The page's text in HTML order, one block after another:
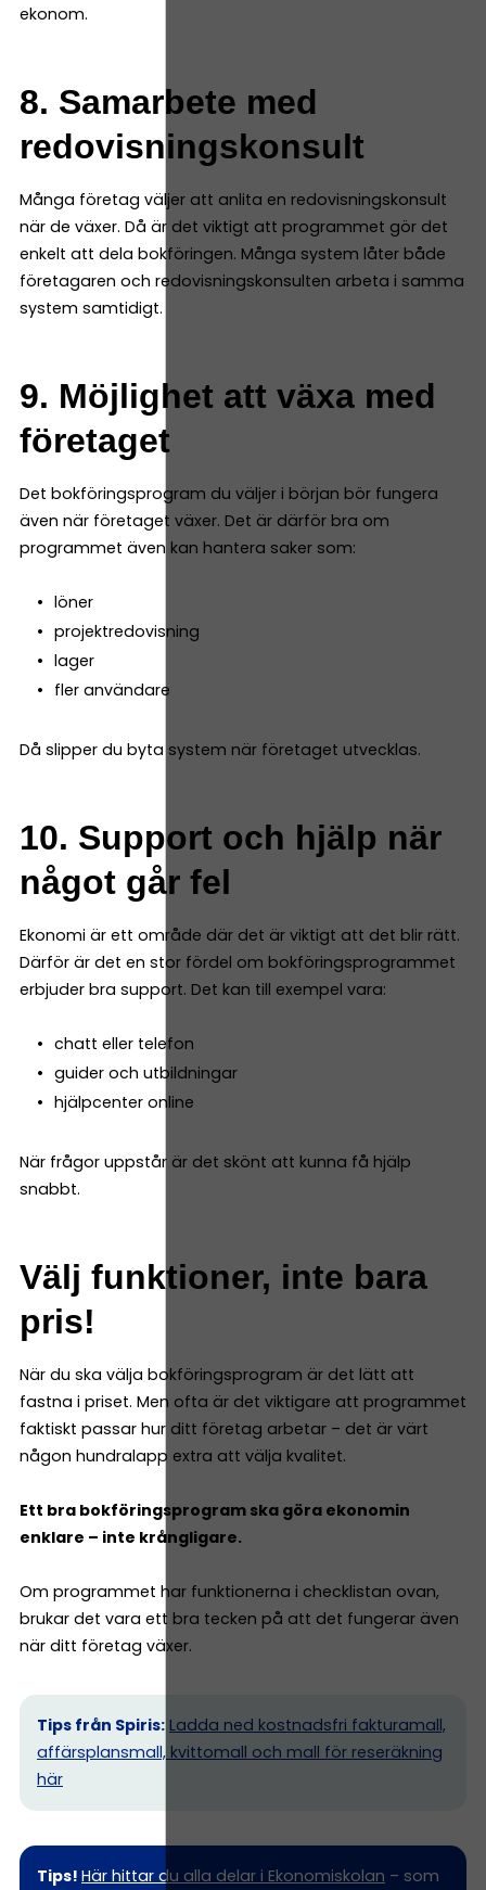
ekonom.
8. Samarbete med
redovisningskonsult
Många företag väljer att anlita en redovisningskonsult
när de växer. Då är det viktigt att programmet gör det
enkelt att dela bokföringen. Många system låter både
företagaren och redovisningskonsulten arbeta i samma
system samtidigt.
9. Möjlighet att växa med
företaget
Det bokföringsprogram du väljer i början bör fungera
även när företaget växer. Det är därför bra om
programmet även kan hantera saker som:
löner
projektredovisning
lager
fler användare
Då slipper du byta system när företaget utvecklas.
10. Support och hjälp när
något går fel
Ekonomi är ett område där det är viktigt att det blir rätt.
Därför är det en stor fördel om bokföringsprogrammet
erbjuder bra support. Det kan till exempel vara:
chatt eller telefon
guider och utbildningar
hjälpcenter online
När frågor uppstår är det skönt att kunna få hjälp
snabbt.
Välj funktioner, inte bara
pris!
När du ska välja bokföringsprogram är det lätt att
fastna i priset. Men ofta är det viktigare att programmet
faktiskt passar hur ditt företag arbetar – det är värt
någon hundralapp extra att välja kvalitet.
Ett bra bokföringsprogram ska göra ekonomin
enklare – inte krångligare.
Om programmet har funktionerna i checklistan ovan,
brukar det vara ett bra tecken på att det fungerar även
när ditt företag växer.
Tips från Spiris: Ladda ned kostnadsfri fakturamall,
affärsplansmall, kvittomall och mall för reseräkning
här
Tips! Här hittar du alla delar i Ekonomiskolan – som